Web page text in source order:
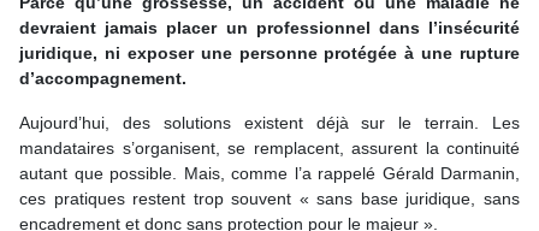
devraient jamais placer un professionnel dans l’insécurité
juridique, ni exposer une personne protégée à une rupture
d’accompagnement.
Aujourd’hui, des solutions existent déjà sur le terrain. Les
mandataires s’organisent, se remplacent, assurent la continuité
autant que possible. Mais, comme l’a rappelé Gérald Darmanin,
ces pratiques restent trop souvent « sans base juridique, sans
encadrement et donc sans protection pour le majeur ».